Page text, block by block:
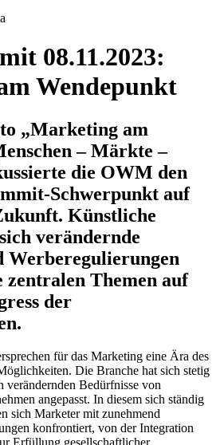
08.11.2023:
Wendepunkt
„Marketing am
– Märkte –
die OWM den
Schwerpunkt auf
Künstliche
verändernde
Werberegulierungen
zentralen Themen auf
der
für das Marketing eine Ära des
Die Branche hat sich stetig
verändernden Bedürfnisse von
angepasst. In diesem sich ständig
sich Marketer mit zunehmend
konfrontiert, von der Integration